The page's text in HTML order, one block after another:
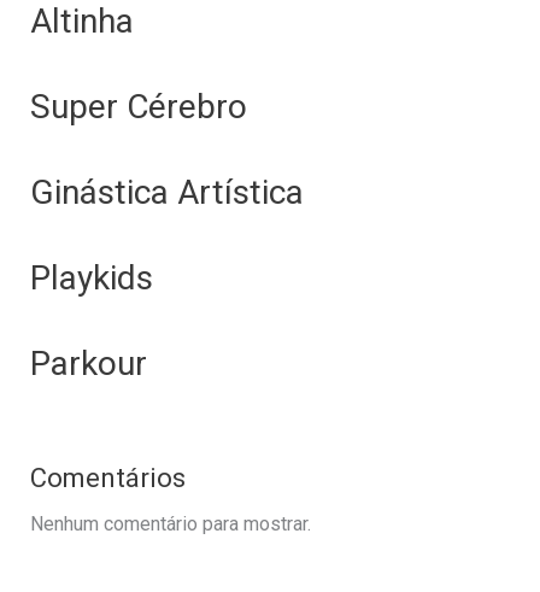
Altinha
Super Cérebro
Ginástica Artística
Playkids
Parkour
Comentários
Nenhum comentário para mostrar.